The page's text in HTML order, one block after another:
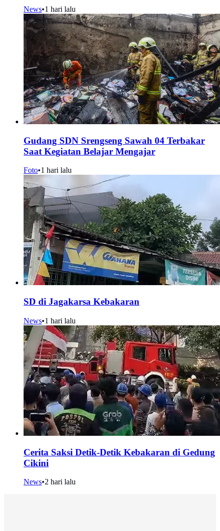
News•1 hari lalu
Gudang SDN Srengseng Sawah 04 Terbakar
Saat Kegiatan Belajar Mengajar
Foto•1 hari lalu
SD di Jagakarsa Kebakaran
News•1 hari lalu
Cerita Saksi Detik-Detik Kebakaran di Gedung
Cikini
News•2 hari lalu